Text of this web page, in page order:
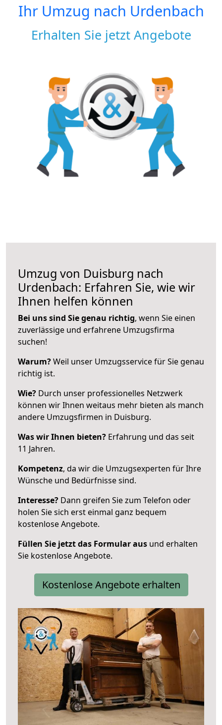
Ihr Umzug nach Urdenbach
Erhalten Sie jetzt Angebote
Umzug von Duisburg nach
Urdenbach: Erfahren Sie, wie wir
Ihnen helfen können
Bei uns sind Sie genau richtig, wenn Sie einen
zuverlässige und erfahrene Umzugsfirma
suchen!
Warum?Weil unser Umzugsservice für Sie genau
richtig ist.
Wie? Durch unser professionelles Netzwerk
können wir Ihnen weitaus mehr bieten als manch
andere Umzugsfirmen in Duisburg.
Was wir Ihnen bieten? Erfahrung und das seit
11 Jahren.
Kompetenz, da wir die Umzugsexperten für Ihre
Wünsche und Bedürfnisse sind.
Interesse? Dann greifen Sie zum Telefon oder
holen Sie sich erst einmal ganz bequem
kostenlose Angebote.
Füllen Sie jetzt das Formular aus und erhalten
Sie kostenlose Angebote.
Kostenlose Angebote erhalten